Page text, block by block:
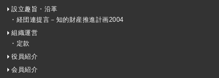
設立趣旨・沿革
・経団連提言－知的財産推進計画2004
組織運営
・定款
役員紹介
会員紹介